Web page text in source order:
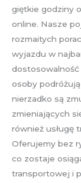
giętkie godziny
online. Nasze
rozmaitych
wyjazdu w
osoby
nierzadko są
zmieniających
również usługę
Oferujemy bez
co zostaje
transportowej i